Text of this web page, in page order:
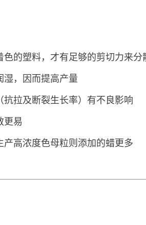
的塑料，才有足够的剪切力来分
湿，因而提高产量
拉及断裂生长率）有不良影响
更易
高浓度色母粒则添加的蜡更多